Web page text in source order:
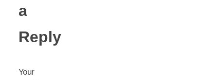
a
Reply
Your